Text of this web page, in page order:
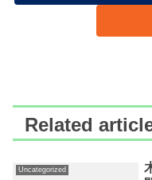
Related
Uncategorized